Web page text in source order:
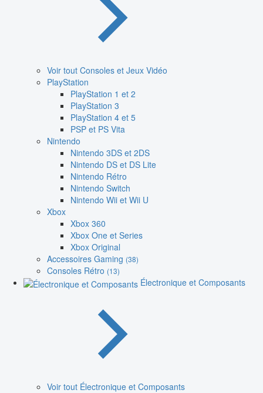
Voir tout Consoles et Jeux Vidéo
PlayStation
PlayStation 1 et 2
PlayStation 3
PlayStation 4 et 5
PSP et PS Vita
Nintendo
Nintendo 3DS et 2DS
Nintendo DS et DS Lite
Nintendo Rétro
Nintendo Switch
Nintendo Wii et Wii U
Xbox
Xbox 360
Xbox One et Series
Xbox Original
Accessoires Gaming (38)
Consoles Rétro (13)
Électronique et Composants
Voir tout Électronique et Composants